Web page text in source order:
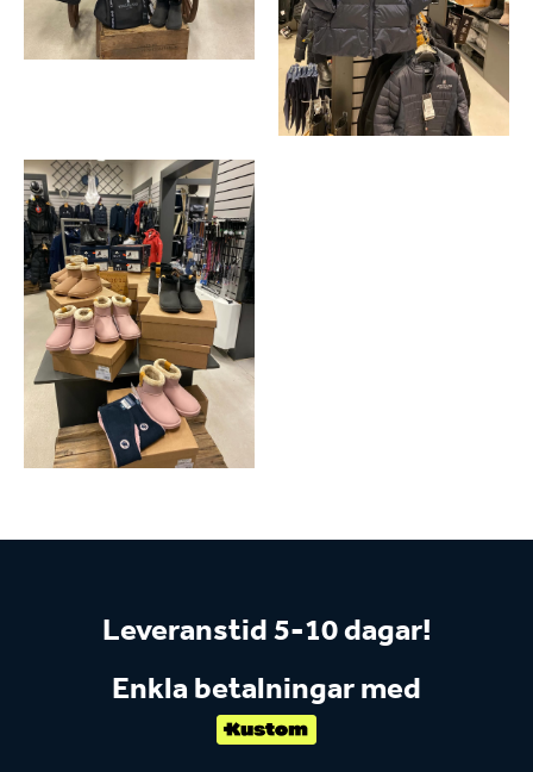
Leveranstid 5-10 dagar!
Enkla betalningar med